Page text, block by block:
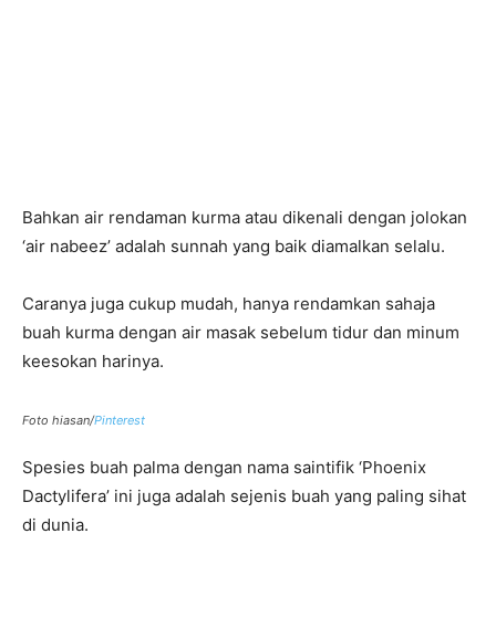
Bahkan air rendaman kurma atau dikenali dengan jolokan
‘air nabeez’ adalah sunnah yang baik diamalkan selalu.
Caranya juga cukup mudah, hanya rendamkan sahaja
buah kurma dengan air masak sebelum tidur dan minum
keesokan harinya.
Foto hiasan/Pinterest
Spesies buah palma dengan nama saintifik ‘Phoenix
Dactylifera’ ini juga adalah sejenis buah yang paling sihat
di dunia.